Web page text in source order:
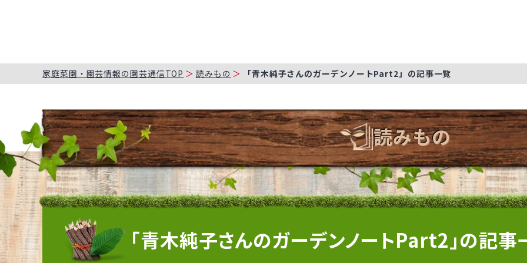
家庭菜園・園芸情報の園芸通信TOP 読みもの 「青木純子さんのガーデンノートPart2」の記事一覧
読みもの
「青木純子さんのガーデンノートPart2」の記事